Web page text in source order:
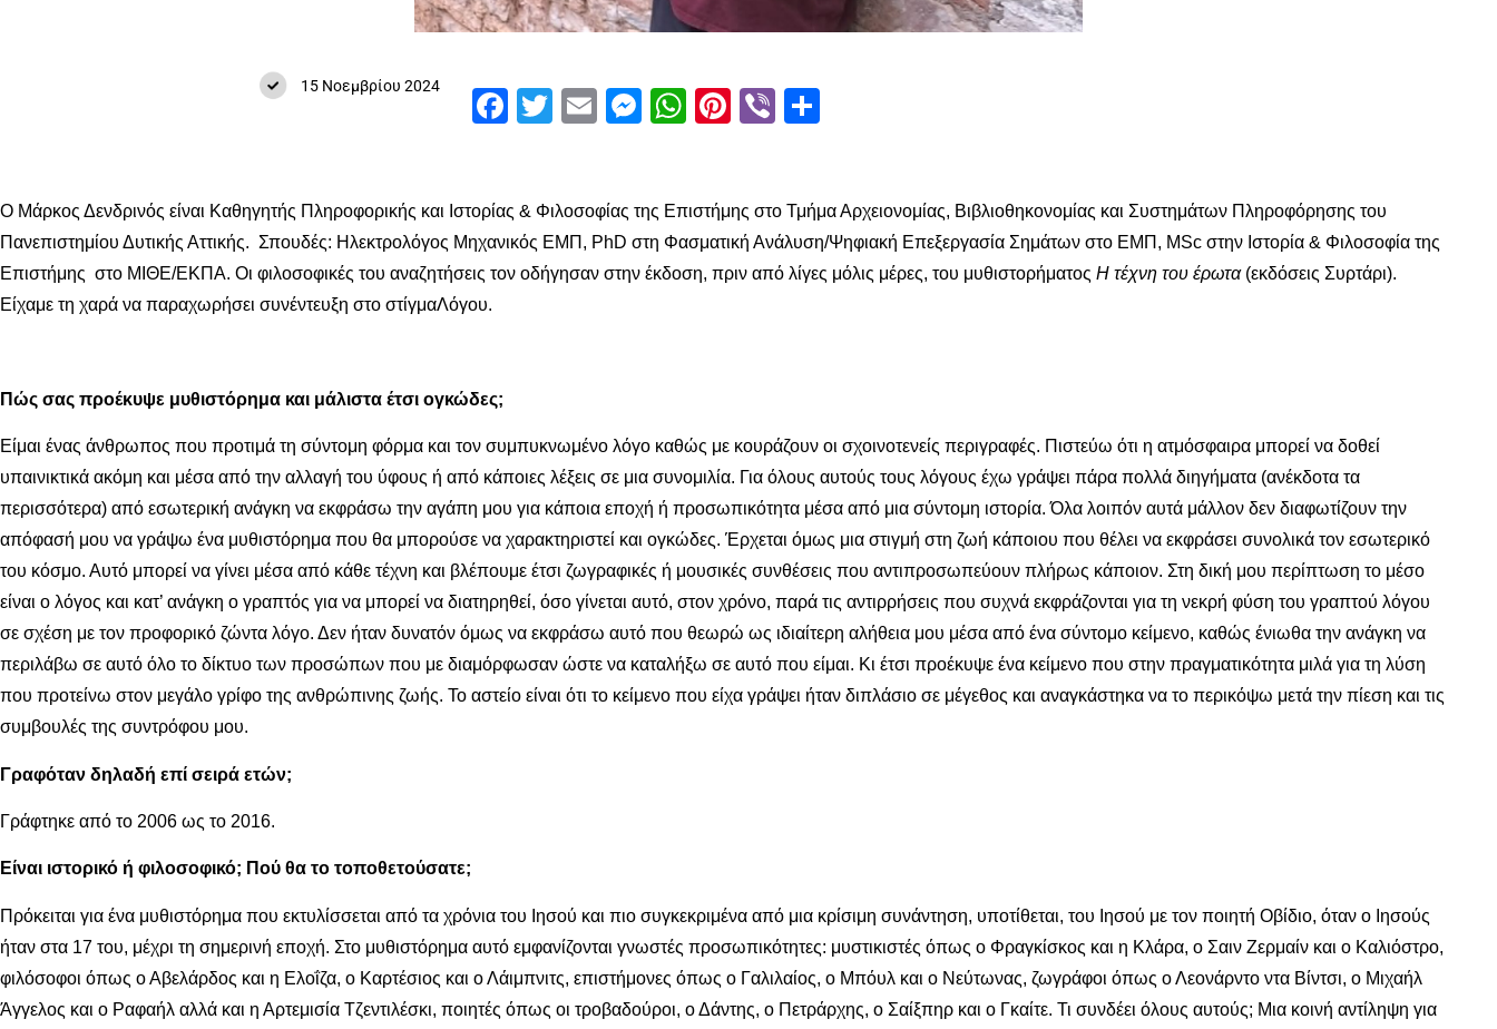
15 Νοεμβρίου 2024 Facebook
Twitter
EmailMessenger
WhatsApp
Pinterest
Viber
Ο Μάρκος Δενδρινός είναι Καθηγητής Πληροφορικής και Ιστορίας & Φιλοσοφίας της Επιστήμης στο Τμήμα Αρχειονομίας, Βιβλιοθηκονομίας και Συστημάτων Πληροφόρησης του
Πανεπιστημίου Δυτικής Αττικής. Σπουδές: Ηλεκτρολόγος Μηχανικός ΕΜΠ, PhD στη Φασματική Ανάλυση/Ψηφιακή Επεξεργασία Σημάτων στο ΕΜΠ, MSc στην Ιστορία & Φιλοσοφία της
Επιστήμης στο ΜΙΘΕ/ΕΚΠΑ. Οι φιλοσοφικές του αναζητήσεις τον οδήγησαν στην έκδοση, πριν από λίγες μόλις μέρες, του μυθιστορήματος Η τέχνη του έρωτα(εκδόσεις Συρτάρι).
Είχαμε τη χαρά να παραχωρήσει συνέντευξη στο στίγμαΛόγου.
Πώς σας προέκυψε μυθιστόρημα και μάλιστα έτσι ογκώδες;
Είμαι ένας άνθρωπος που προτιμά τη σύντομη φόρμα και τον συμπυκνωμένο λόγο καθώς με κουράζουν οι σχοινοτενείς περιγραφές. Πιστεύω ότι η ατμόσφαιρα μπορεί να δοθεί
υπαινικτικά ακόμη και μέσα από την αλλαγή του ύφους ή από κάποιες λέξεις σε μια συνομιλία. Για όλους αυτούς τους λόγους έχω γράψει πάρα πολλά διηγήματα (ανέκδοτα τα
περισσότερα) από εσωτερική ανάγκη να εκφράσω την αγάπη μου για κάποια εποχή ή προσωπικότητα μέσα από μια σύντομη ιστορία. Όλα λοιπόν αυτά μάλλον δεν διαφωτίζουν την
απόφασή μου να γράψω ένα μυθιστόρημα που θα μπορούσε να χαρακτηριστεί και ογκώδες. Έρχεται όμως μια στιγμή στη ζωή κάποιου που θέλει να εκφράσει συνολικά τον εσωτερικό
του κόσμο. Αυτό μπορεί να γίνει μέσα από κάθε τέχνη και βλέπουμε έτσι ζωγραφικές ή μουσικές συνθέσεις που αντιπροσωπεύουν πλήρως κάποιον. Στη δική μου περίπτωση το μέσο
είναι ο λόγος και κατ’ ανάγκη ο γραπτός για να μπορεί να διατηρηθεί, όσο γίνεται αυτό, στον χρόνο, παρά τις αντιρρήσεις που συχνά εκφράζονται για τη νεκρή φύση του γραπτού λόγου
σε σχέση με τον προφορικό ζώντα λόγο. Δεν ήταν δυνατόν όμως να εκφράσω αυτό που θεωρώ ως ιδιαίτερη αλήθεια μου μέσα από ένα σύντομο κείμενο, καθώς ένιωθα την ανάγκη να
περιλάβω σε αυτό όλο το δίκτυο των προσώπων που με διαμόρφωσαν ώστε να καταλήξω σε αυτό που είμαι. Κι έτσι προέκυψε ένα κείμενο που στην πραγματικότητα μιλά για τη λύση
που προτείνω στον μεγάλο γρίφο της ανθρώπινης ζωής. Το αστείο είναι ότι το κείμενο που είχα γράψει ήταν διπλάσιο σε μέγεθος και αναγκάστηκα να το περικόψω μετά την πίεση και τις
συμβουλές της συντρόφου μου.
Γραφόταν δηλαδή επί σειρά ετών;
Γράφτηκε από το 2006 ως το 2016.
Είναι ιστορικό ή φιλοσοφικό; Πού θα το τοποθετούσατε;
Πρόκειται για ένα μυθιστόρημα που εκτυλίσσεται από τα χρόνια του Ιησού και πιο συγκεκριμένα από μια κρίσιμη συνάντηση, υποτίθεται, του Ιησού με τον ποιητή Οβίδιο, όταν ο Ιησούς
ήταν στα 17 του, μέχρι τη σημερινή εποχή. Στο μυθιστόρημα αυτό εμφανίζονται γνωστές προσωπικότητες: μυστικιστές όπως ο Φραγκίσκος και η Κλάρα, ο Σαιν Ζερμαίν και ο Καλιόστρο,
φιλόσοφοι όπως ο Αβελάρδος και η Ελοΐζα, ο Καρτέσιος και ο Λάιμπνιτς, επιστήμονες όπως ο Γαλιλαίος, ο Μπόυλ και ο Νεύτωνας, ζωγράφοι όπως ο Λεονάρντο ντα Βίντσι, ο Μιχαήλ
Άγγελος και ο Ραφαήλ αλλά και η Αρτεμισία Τζεντιλέσκι, ποιητές όπως οι τροβαδούροι, ο Δάντης, ο Πετράρχης, ο Σαίξπηρ και ο Γκαίτε. Τι συνδέει όλους αυτούς; Μια κοινή αντίληψη για